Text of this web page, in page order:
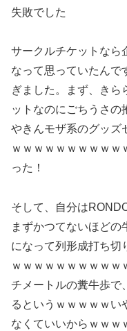
失敗でした
サークルチケットなら
なって思っていたんで
ぎました。まず、きら
ットなのにごちうさの
やきんモザ系のグッズ
ｗｗｗｗｗｗｗｗｗ
った！
そして、自分は
まずかつてないほどの
になって列形成打ち切
ｗｗｗｗｗｗｗｗｗｗ
チメートルの糞牛歩で
るというｗｗｗｗｗい
なくていいからｗｗｗ